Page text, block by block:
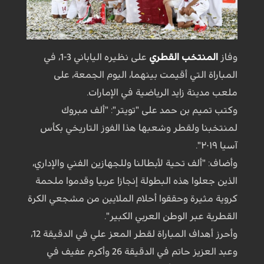
وفاز المنتخب القطري
على نظيره الياباني 3-1، في
المباراة التي أقيمت بينهما، اليوم الجمعة، على
ملعب مدينة زايد الرياضية في الإمارات.
وكتب تميم بن حمد على "تويتر": "ألف مبروك
لمنتخبنا ولقطر وشعبها هذا الفوز التاريخي بكأس
آسيا ٢٠١٩".
وأضاف: "ألف تحية لأبطالنا وللجهازين الفني والإداري،
الذين جعلوا هذه البطولة إنجازا عربيا وقدموا ملحمة
كروية مثيرة وحققوا أحلام الملايين من مشجعي الكرة
القطرية عبر الوطن العربي الكبير".
وأحرز أهداف المباراة لقطر المعز علي في الدقيقة 12،
وعبد العزيز حاتم في الدقيقة 26 وأكرم عفيف في